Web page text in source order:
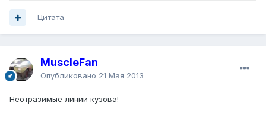
Цитата
MuscleFan
Опубликовано 21 Мая 2013
Неотразимые линии кузова!